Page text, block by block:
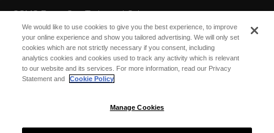
AUSTRALIA/OCEANIA
COMO The Treasury, Perth
We would like to use cookies to give you the best experience, to improve
your online experience and show you tailored advertising. We will only set
cookies which are not strictly necessary if you consent, including
analytics cookies and cookies used to track any activity which is relevant
to our website and its services. For more information, read our Privacy
Statement and
Cookie Policy
Manage Cookies